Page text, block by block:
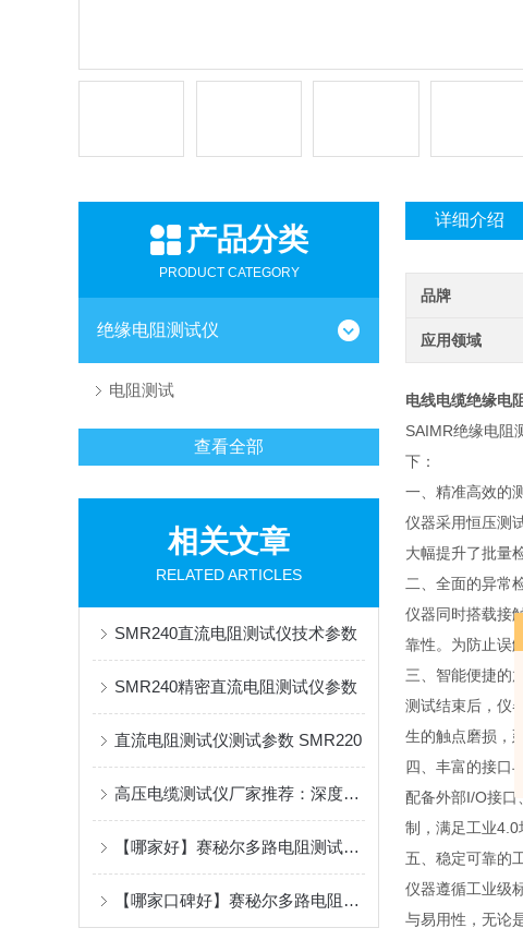
产品分类
PRODUCT CATEGORY
绝缘电阻测试仪
电阻测试
查看全部
相关文章
RELATED ARTICLES
SMR240直流电阻测试仪技术参数
SMR240精密直流电阻测试仪参数
直流电阻测试仪测试参数 SMR220
高压电缆测试仪厂家推荐：深度解读赛秘尔多路电阻测试仪/高压电缆测试仪的技术内核
【哪家好】赛秘尔多路电阻测试仪/高压电缆测试仪的研发实力与产品矩阵
【哪家口碑好】赛秘尔多路电阻测试仪高精度宽量程设计在自动化产线中的应用
详细介绍
品牌
应用领域
电线电缆绝缘电
SAIMR绝缘电阻
下：
一、精准高效的
仪器采用恒压测
大幅提升了批量
二、全面的异常
仪器同时搭载接
靠性。为防止误
三、智能便捷的
测试结束后，仪
生的触点磨损，
四、丰富的接口
配备外部I/O接口
制，满足工业4.0
五、稳定可靠的
仪器遵循工业级
与易用性，无论